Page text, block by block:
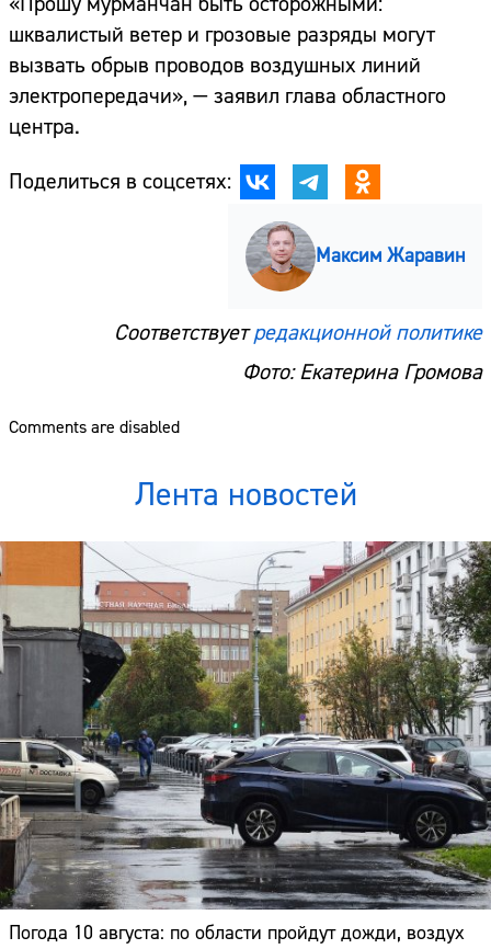
шквалистый ветер и грозовые разряды могут
вызвать обрыв проводов воздушных линий
электропередачи», — заявил глава областного
центра.
Поделиться в соцсетях:
Максим Жаравин
Соответствуетредакционной политике
Фото: Екатерина Громова
Comments are disabled
Лента новостей
Погода 10 августа: по области пройдут дожди, воздух